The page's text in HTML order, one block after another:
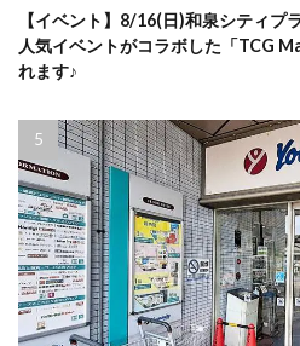
【イベント】8/16(日)和泉シティプ
人気イベントがコラボした「TCG
れます♪